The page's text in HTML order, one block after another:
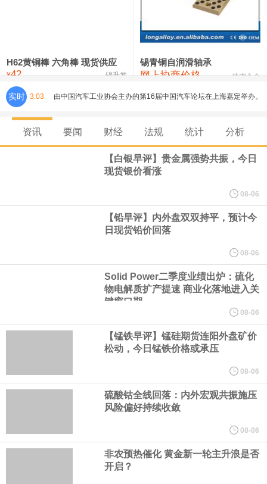
24,200
氯化镍 38,300—40,300 39,300 0
H62黄铜棒 六角棒 现货供应
¥42 锦升发
锡青铜自润滑轴承
网上协商价格 芜湖合金
实时 3:03 由中国汽车工业协会主办的第16届中国汽车论坛在上海嘉定举办。
论坛期间，中国汽车工业协会正式宣布启动成立"自动驾驶汽车产业
发展联席会"，并举行成立启动仪式。启动仪式上，中国汽车工业协
展"，与行业各方携手，共同推动我国自动驾驶产业安全、有序、规
会诚挚邀请整车企业、自动驾驶解决方案商、芯片与传感器企业、
位加入，共商发展大计，共建协同机制，共享产业成果。
8月5日，长鑫科技大宗交易成交124万股，成交额6733.2万元，占
当日总成交额的0.21%，成交价54.3元，较市场收盘价54.3元持
欧洲央行表示，各银行在该行的隔夜存款规模达 2 万亿欧元。
资讯 要闻 财经 法规 统计 分析
【白银早评】贵金属强势共振，今日
现货银价看涨
08-06
【铅早评】内外盘双双持平，预计今
日现货铅价回落
08-06
Solid Power二季度业绩出炉：硫化
物电解质扩产提速 商业化落地进入关
键窗口期
08-06
【锰铁早评】锰硅期货连阳外盘矿价
松动，今日锰铁价格或承压
08-06
硫酸钴全线回落：内外宏观共振施压
风险偏好持续收敛
08-06
非农预热催化 黄金新一轮主升浪是否
开启？